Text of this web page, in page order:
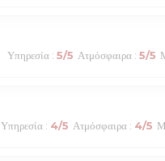
Υπηρεσία: 5/5 Ατμόσφαιρα: 5/5
Υπηρεσία: 4/5 Ατμόσφαιρα: 4/5